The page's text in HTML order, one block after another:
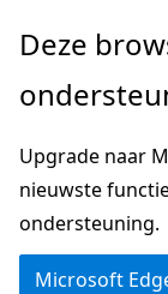
Naar
gaan
Deze
Upgrade naar
nieuwste
ondersteuning.
Microsoft